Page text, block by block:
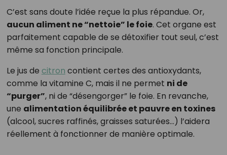
C’est sans doute l’idée reçue la plus répandue. Or,
aucun aliment ne “nettoie” le foie. Cet organe est
parfaitement capable de se détoxifier tout seul, c’est
même sa fonction principale.
Le jus de citron contient certes des antioxydants,
comme la vitamine C, mais il ne permet ni de
“purger”, ni de “désengorger” le foie. En revanche,
une alimentation équilibrée et pauvre en toxines
(alcool, sucres raffinés, graisses saturées…) l’aidera
réellement à fonctionner de manière optimale.